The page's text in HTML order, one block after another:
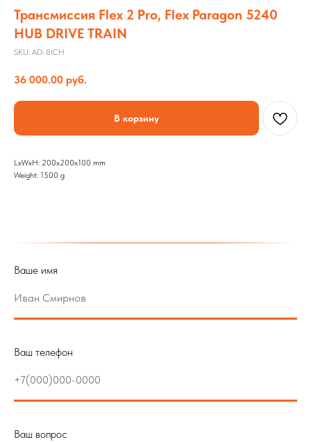
Трансмиссия Flex 2 Pro, Flex Paragon 5240
HUB DRIVE TRAIN
SKU: AD-8ICH
36 000.00 руб.
В корзину
LxWxH: 200x200x100 mm
Weight: 1500 g
Ваше имя
Ваш телефон
Ваш вопрос